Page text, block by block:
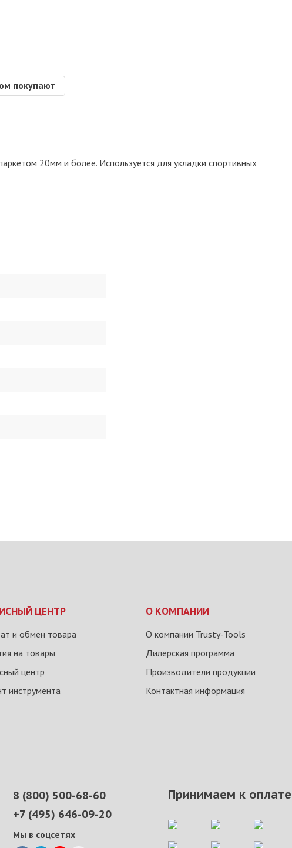
покупают
20мм и более. Используется для укладки спортивных
ЦЕНТР
и обмен товара
на товары
центр
инструмента
О КОМПАНИИ
О компании Trusty-Tools
Дилерская программа
Производители продукции
Контактная информация
8 (800) 500-68-60
+7 (495) 646-09-20
Мы в соцсетях
Принимаем к оплате